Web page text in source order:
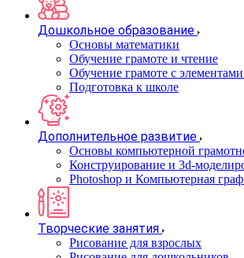
Дошкольное образование
Основы математики
Обучение грамоте и чтение
Обучение грамоте с
Подготовка к школе
Дополнительное развитие
Основы компьютерной
Конструирование и 3d-
Photoshop и Компьютерная
Творческие занятия
Рисование для взрослых